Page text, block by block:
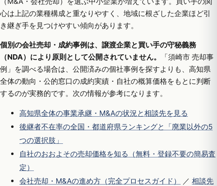
心は上記の業種構成と重なりやすく、地域に根ざした企業ほど引
き継ぎ手を見つけやすい傾向があります。
個別の会社売却・成約事例は、譲渡企業と買い手の守秘義務
（NDA）により原則として公開されていません。
「須崎市 売却事
例」を調べる場合は、公開済みの個社事例を探すよりも、高知県
全体の動向・公的窓口の成約実績・自社の概算価格をもとに判断
するのが実務的です。次の情報が参考になります。
高知県全体の事業承継・M&Aの状況と相談先を見る
後継者不在率の全国・都道府県ランキングと「廃業以外の5
つの選択肢」
自社のおおよその売却価格を知る（無料・登録不要の簡易査
定）
会社売却・M&Aの進め方（完全プロセスガイド）
／ 相談先